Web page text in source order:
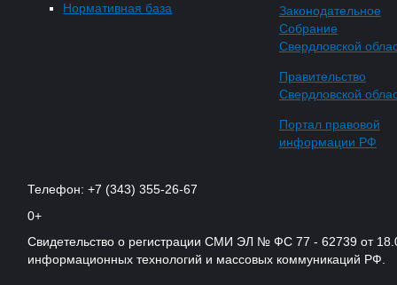
Нормативная база
Законодательное
Собрание
Свердловской
Правительство
Свердловской
Портал правовой
информации РФ
Телефон: +7 (343) 355-26-67
0+
Свидетельство о регистрации СМИ ЭЛ № ФС 77 - 62739 от
информационных технологий и массовых коммуникаций РФ.